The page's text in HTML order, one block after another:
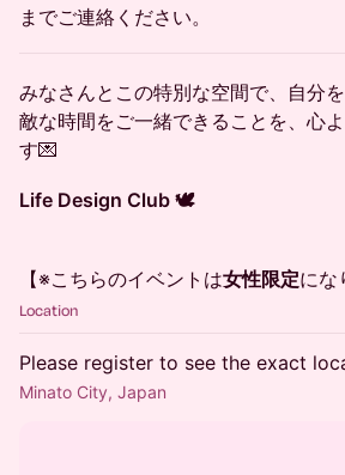
までご連絡ください。
みなさんとこの特別な空間で、自分
敵な時間をご一緒できることを、心
す💌
Life Design Club 🕊️
【※こちらのイベントは女性限定にな
Location
Please register to see the exact
Minato City, Japan